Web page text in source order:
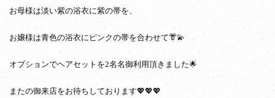
お母様は淡い紫の浴衣に紫の帯を、
お嬢様は青色の浴衣にピンクの帯を合わせて👘💫
オプションでヘアセットを2名名御利用頂きました🌟
またの御来店をお待ちしております💖💖💖